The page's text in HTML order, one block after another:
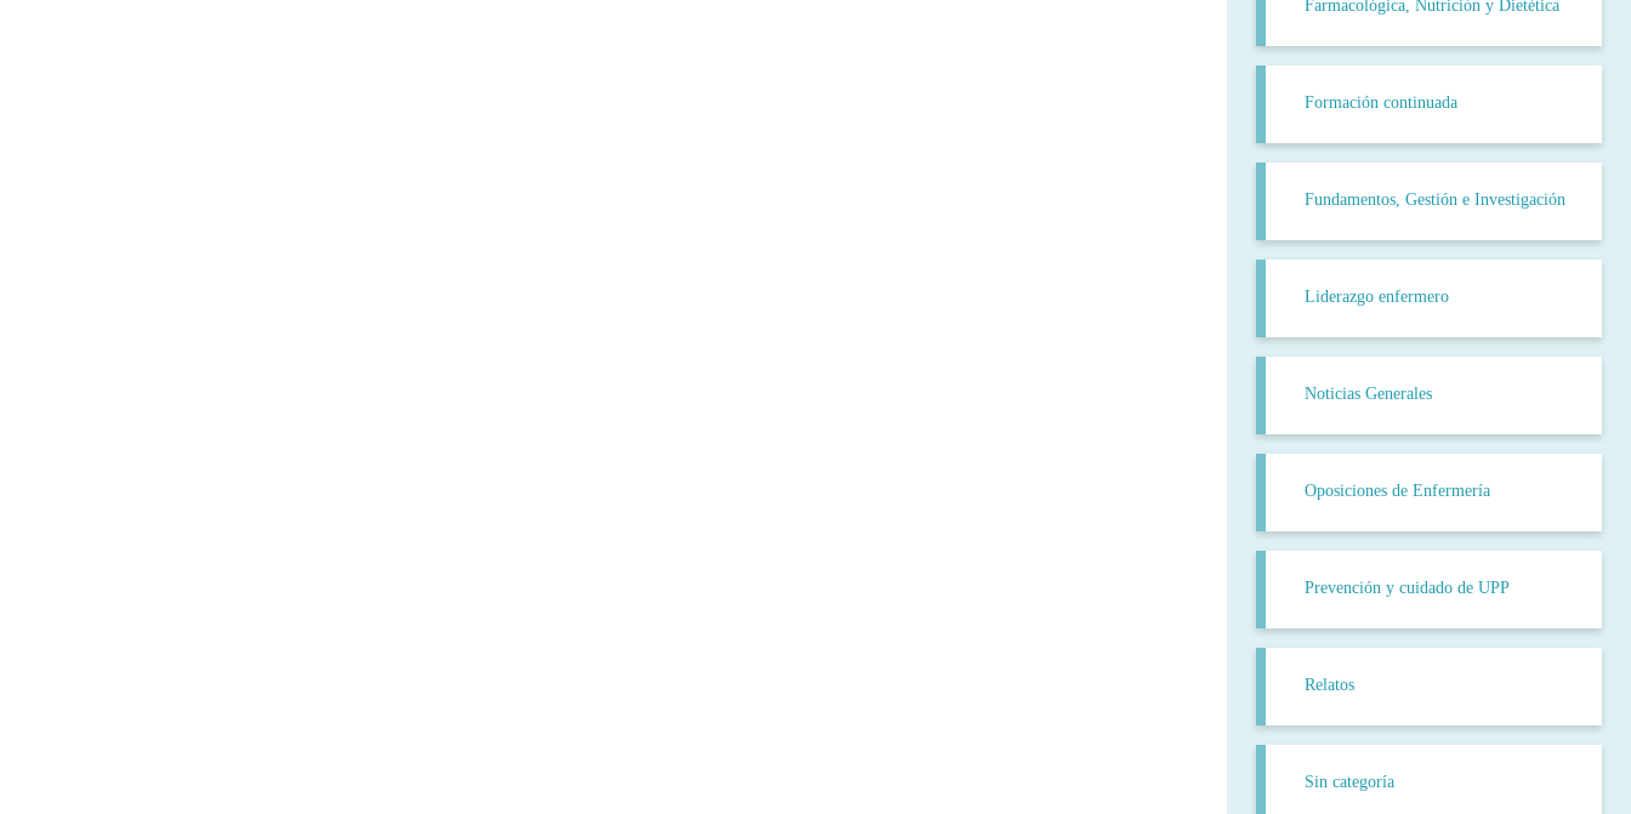
Farmacológica, Nutrición y Dietética
Formación continuada
Fundamentos, Gestión e Investigación
Liderazgo enfermero
Noticias Generales
Oposiciones de Enfermería
Prevención y cuidado de UPP
Relatos
Sin categoría